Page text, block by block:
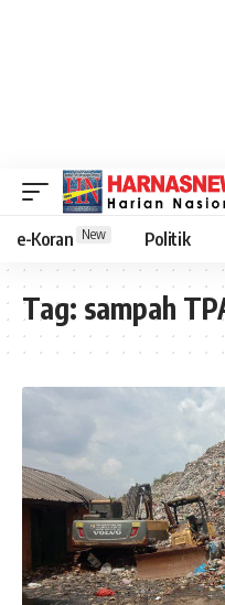
e-Koran New Politik
Tag: sampah